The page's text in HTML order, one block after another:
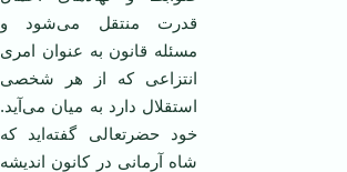
قدرت منتقل می‌شود و
مسئله قانون به عنوان امری
انتزاعی که از هر شخصی
استقلال دارد به میان می‌آید.
خود حضرتعالی گفته‌اید که
شاه آرمانی در کانون اندیشه